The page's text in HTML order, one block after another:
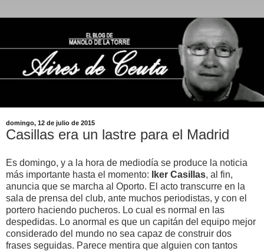
domingo, 12 de julio de 2015
Casillas era un lastre para el Madrid
Es domingo, y a la hora de mediodía se produce la noticia
más importante hasta el momento:
Iker Casillas, al fin,
anuncia que se marcha al Oporto. El acto transcurre en la
sala de prensa del club, ante muchos periodistas, y con el
portero haciendo pucheros. Lo cual es normal en las
despedidas. Lo anormal es que un capitán del equipo mejor
considerado del mundo no sea capaz de construir dos
frases seguidas. Parece mentira que alguien con tantos